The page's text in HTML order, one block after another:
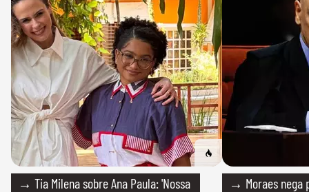
→ Tia Milena sobre Ana Paula: 'Nossa
→ Moraes nega